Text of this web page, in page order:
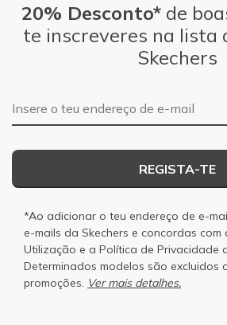
20% Desconto*de
te inscreveres na lista
Skechers
Endereço de e-mail
REGISTA-TE
*Ao adicionar o teu endereço de e-
e-mails da Skechers e concordas com
Utilização e a Política de Privacidade
Determinados modelos são excluidos
promoções. Ver mais detalhes.